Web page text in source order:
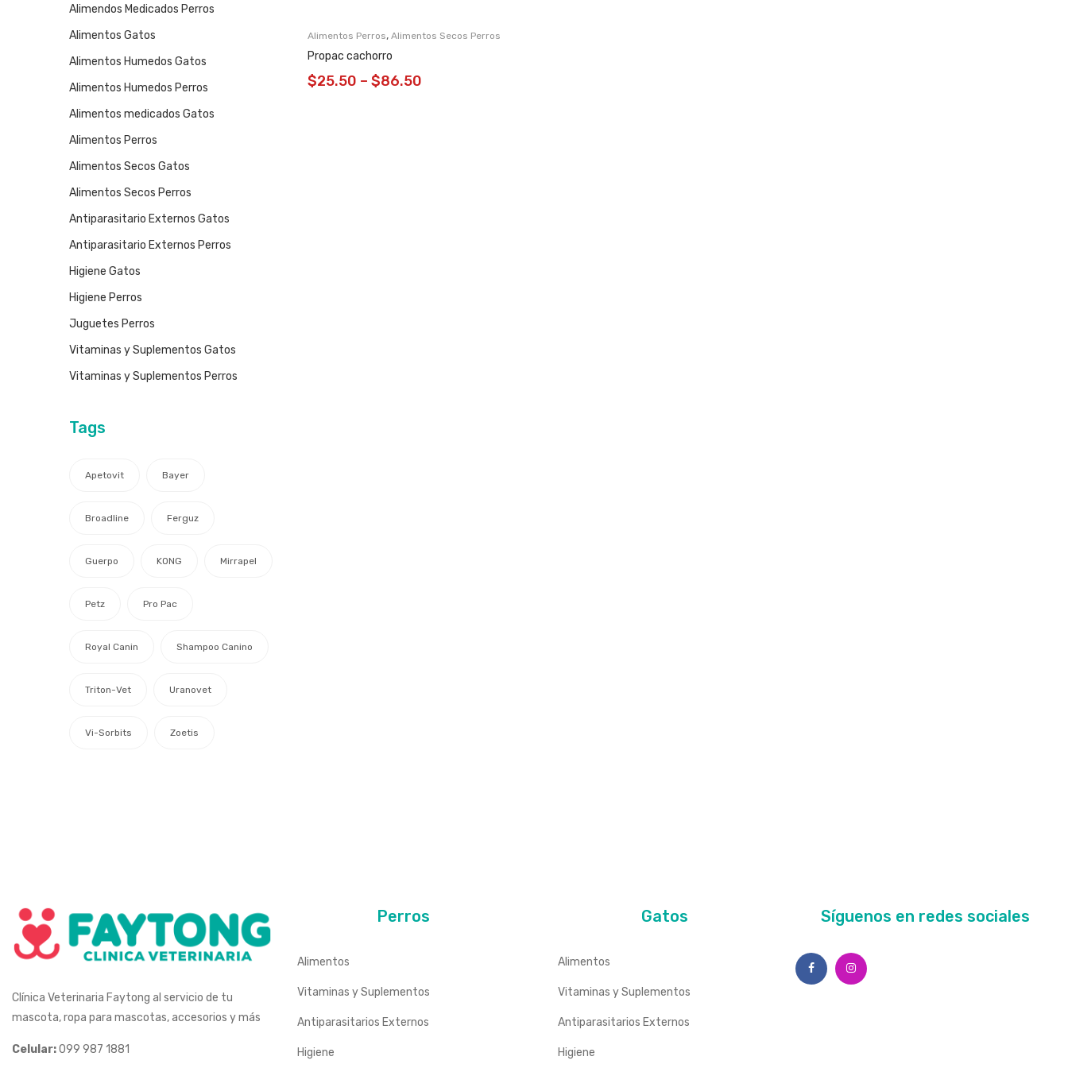
Alimentos Perros, Alimentos Secos Perros
Propac cachorro
$25.50 – $86.50
Alimendos Medicados Perros
Alimentos Gatos
Alimentos Humedos Gatos
Alimentos Humedos Perros
Alimentos medicados Gatos
Alimentos Perros
Alimentos Secos Gatos
Alimentos Secos Perros
Antiparasitario Externos Gatos
Antiparasitario Externos Perros
Higiene Gatos
Higiene Perros
Juguetes Perros
Vitaminas y Suplementos Gatos
Vitaminas y Suplementos Perros
Tags
Apetovit Bayer
Broadline Ferguz
Guerpo KONG Mirrapel
Petz Pro Pac
Royal Canin Shampoo Canino
Triton-Vet Uranovet
Vi-Sorbits Zoetis
Clínica Veterinaria Faytong al servicio de tu
mascota, ropa para mascotas, accesorios y más
Celular:099 987 1881
Perros
Alimentos
Vitaminas y Suplementos
Antiparasitarios Externos
Higiene
Gatos
Alimentos
Vitaminas y Suplementos
Antiparasitarios Externos
Higiene
Síguenos en redes sociales